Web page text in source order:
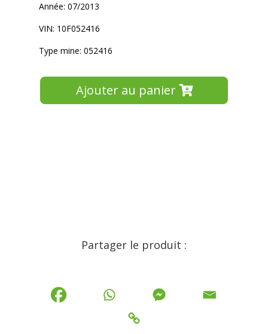
Année: 07/2013
VIN: 10F052416
Type mine: 052416
Ajouter au panier
Partager le produit :